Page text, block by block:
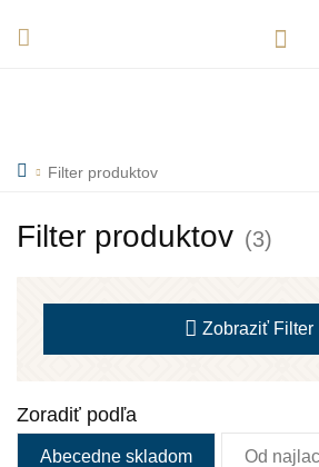
Filter produktov
Filter produktov (3)
Zobraziť Filter
Zoradiť podľa
Abecedne skladom Od